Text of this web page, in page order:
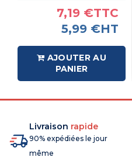
7,19 €TTC
5,99 €HT
AJOUTER AU
PANIER
Livraison rapide
90% expédiées le jour
même